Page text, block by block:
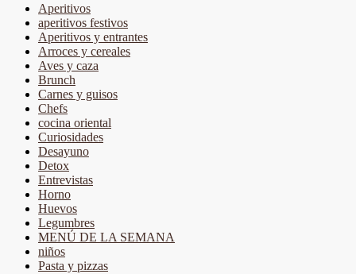
Aperitivos
aperitivos festivos
Aperitivos y entrantes
Arroces y cereales
Aves y caza
Brunch
Carnes y guisos
Chefs
cocina oriental
Curiosidades
Desayuno
Detox
Entrevistas
Horno
Huevos
Legumbres
MENÚ DE LA SEMANA
niños
Pasta y pizzas